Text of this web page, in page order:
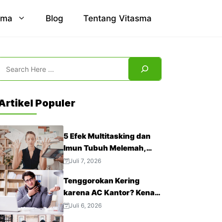
Blog Tentang Vitasma
Populer
5 Efek Multitasking dan
Imun Tubuh Melemah,
Jangan Abaikan!
Juli 7, 2026
Tenggorokan Kering
karena AC Kantor? Kenali
4 Cara Mengatasinya
Juli 6, 2026